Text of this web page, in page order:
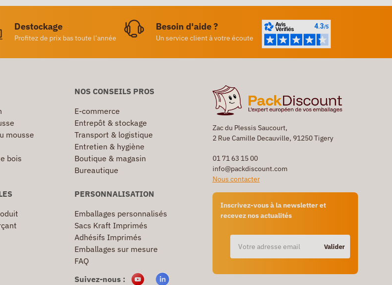
Destockage
Profitez de prix bas toute l’année
Besoin d'aide ?
Un service client à votre écoute
Zac du Plessis Saucourt,
2 Rue Camille Decauville, 91250 Tigery
01 71 63 15 00
info@packdiscount.com
Nous contacter
Inscrivez-vous à la newsletter et
recevez nos actualités
Valider
mousse
bois
NOS CONSEILS PROS
E-commerce
Entrepôt & stockage
Transport & logistique
Entretien & hygiène
Boutique & magasin
Bureautique
PERSONNALISATION
Emballages personnalisés
Sacs Kraft Imprimés
Adhésifs Imprimés
Emballages sur mesure
FAQ
Suivez-nous :